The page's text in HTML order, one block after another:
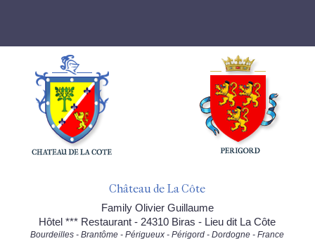
Château de La Côte
Family Olivier Guillaume
Hôtel *** Restaurant - 24310 Biras - Lieu dit La Côte
Bourdeilles - Brantôme - Périgueux - Périgord - Dordogne - France